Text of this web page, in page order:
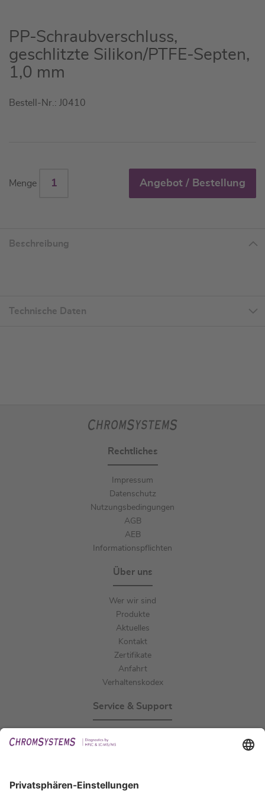
Zum
Anfang
der
Bildgalerie
PP-Schraubverschluss,
geschlitzte Silikon/PTFE-Septen,
1,0 mm
Bestell-Nr.: J0410
Menge Angebot / Bestellung
Beschreibung
Technische Daten
Rechtliches
Impressum
Datenschutz
Nutzungsbedingungen
AGB
AEB
Informationspflichten
Über uns
Wer wir sind
Produkte
Aktuelles
Kontakt
Zertifikate
Anfahrt
Verhaltenskodex
Service & Support
IFU anfordern